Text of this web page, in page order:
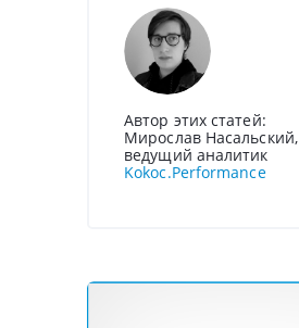
Автор этих статей:
Мирослав Насальский,
ведущий аналитик
Kokoc.Performance